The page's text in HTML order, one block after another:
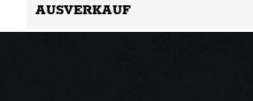
AUSVERKAUF